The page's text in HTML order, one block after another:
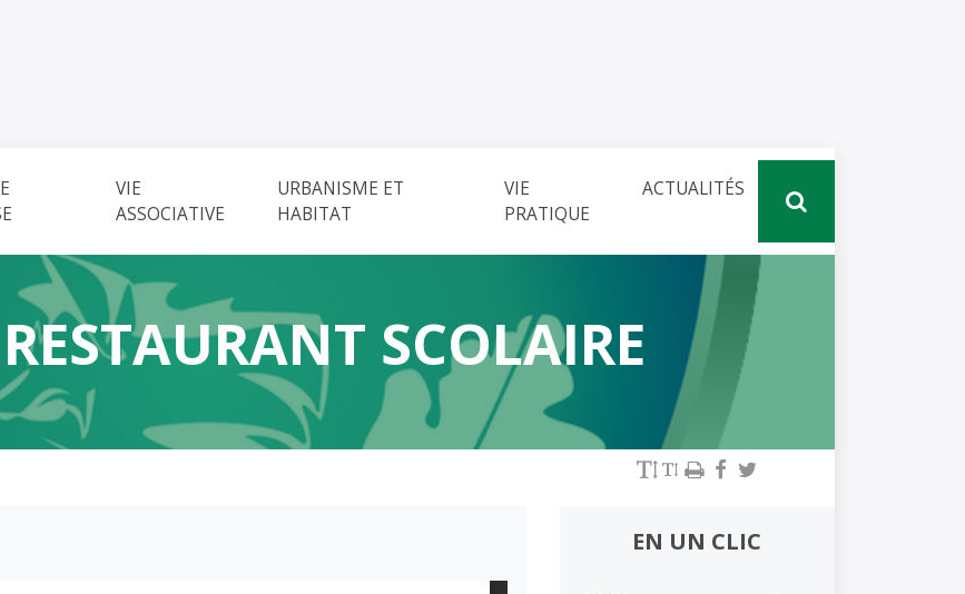
VIE
ASSOCIATIVE
URBANISME ET
HABITAT
VIE
PRATIQUE
ACTUALITÉS
SCOLAIRE
EN UN CLIC